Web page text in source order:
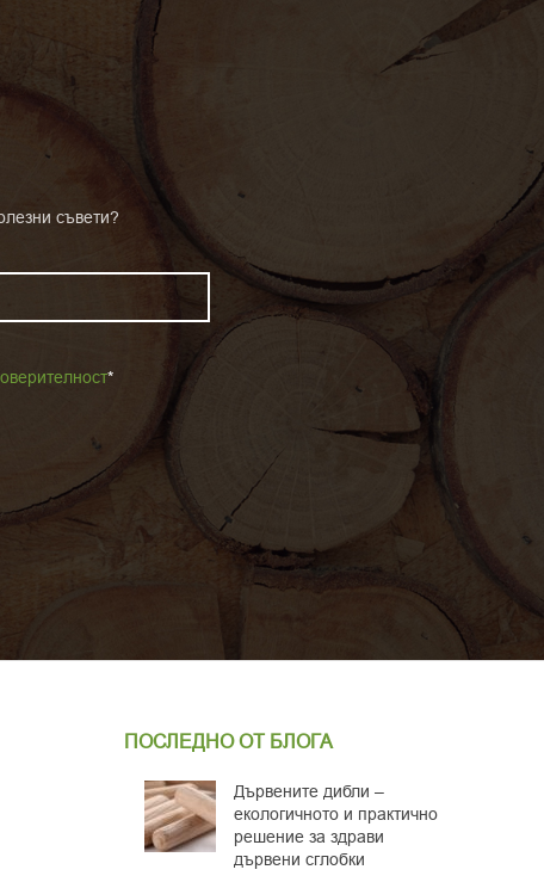
съвети?
*
ПОСЛЕДНО ОТ БЛОГА
Дървените дибли –
екологичното и практично
решение за здрави
дървени сглобки